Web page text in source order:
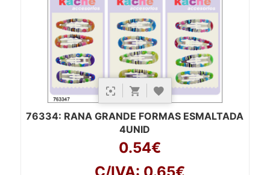
76334: RANA GRANDE FORMAS ESMALTADA
4UNID
0.54€